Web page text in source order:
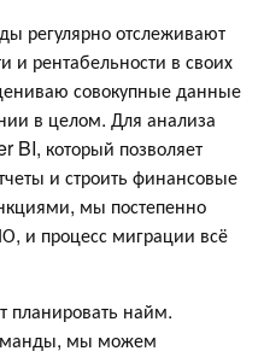
регулярно отслеживают
и рентабельности в своих
совокупные данные
в целом. Для анализа
который позволяет
и строить финансовые
мы постепенно
и процесс миграции всё
планировать найм.
мы можем